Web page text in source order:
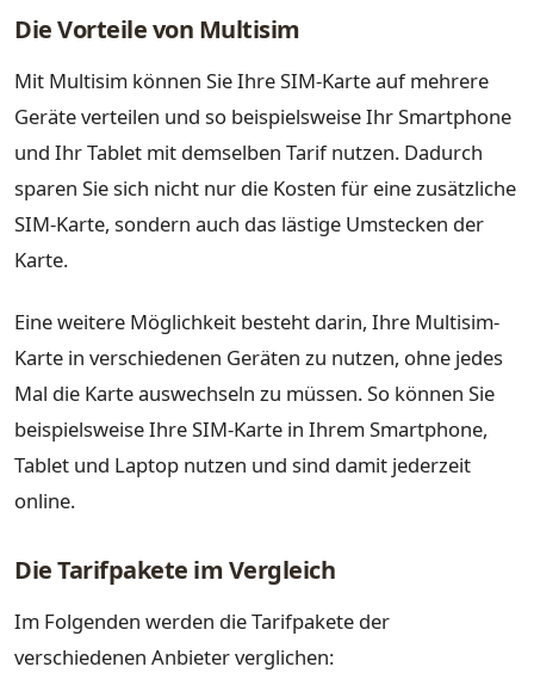
Die Vorteile von Multisim
Mit Multisim können Sie Ihre SIM-Karte auf mehrere
Geräte verteilen und so beispielsweise Ihr Smartphone
und Ihr Tablet mit demselben Tarif nutzen. Dadurch
sparen Sie sich nicht nur die Kosten für eine zusätzliche
SIM-Karte, sondern auch das lästige Umstecken der
Karte.
Eine weitere Möglichkeit besteht darin, Ihre Multisim-
Karte in verschiedenen Geräten zu nutzen, ohne jedes
Mal die Karte auswechseln zu müssen. So können Sie
beispielsweise Ihre SIM-Karte in Ihrem Smartphone,
Tablet und Laptop nutzen und sind damit jederzeit
online.
Die Tarifpakete im Vergleich
Im Folgenden werden die Tarifpakete der
verschiedenen Anbieter verglichen: